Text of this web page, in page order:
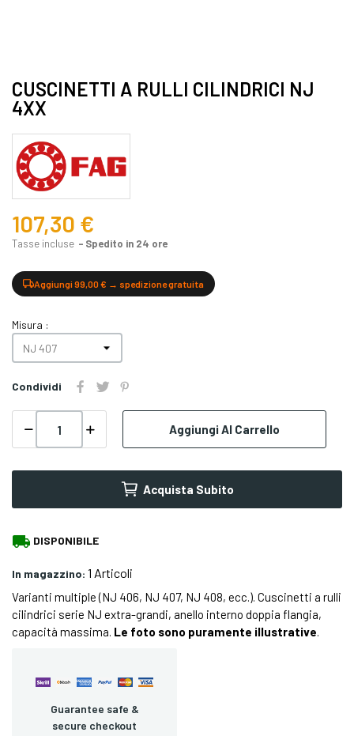
CUSCINETTI A RULLI CILINDRICI NJ
4XX
107,30 €
Tasse incluse Spedito in 24 ore
Aggiungi 99,00 € → spedizione gratuita
Misura :
Condividi
Aggiungi Al Carrello
Acquista Subito
local_shipping DISPONIBILE
In magazzino: 1 Articoli
Varianti multiple (NJ 406, NJ 407, NJ 408, ecc.). Cuscinetti a rulli
cilindrici serie NJ extra-grandi, anello interno doppia flangia,
capacità massima. Le foto sono puramente illustrative.
Guarantee safe &
secure checkout